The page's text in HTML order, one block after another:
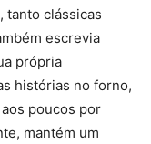
tanto clássicas
escrevia
própria
histórias no forno,
poucos por
mantém um